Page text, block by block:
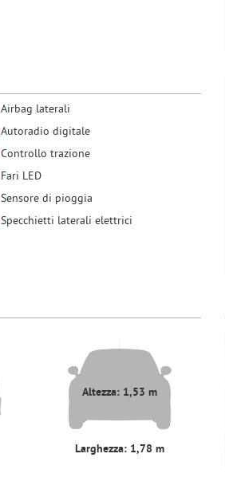
Airbag laterali
Autoradio digitale
Controllo trazione
Fari LED
Sensore di pioggia
Specchietti laterali elettrici
Altezza: 1,53 m
Larghezza: 1,78 m